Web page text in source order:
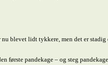
blevet lidt tykkere, men det er
første pandekage – og steg